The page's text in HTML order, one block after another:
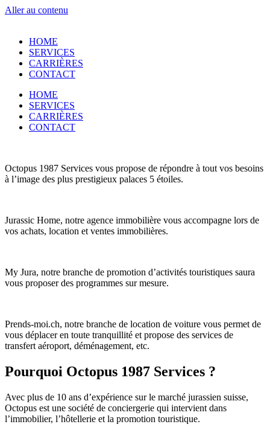
Aller au contenu
HOME
SERVICES
CARRIÈRES
CONTACT
HOME
SERVICES
CARRIÈRES
CONTACT
Octopus 1987 Services vous propose de répondre à tout vos besoins
à l’image des plus prestigieux palaces 5 étoiles.
Jurassic Home, notre agence immobilière vous accompagne lors de
vos achats, location et ventes immobilières.
My Jura, notre branche de promotion d’activités touristiques saura
vous proposer des programmes sur mesure.
Prends-moi.ch, notre branche de location de voiture vous permet de
vous déplacer en toute tranquillité et propose des services de
transfert aéroport, déménagement, etc.
Pourquoi Octopus 1987 Services ?
Avec plus de 10 ans d’expérience sur le marché jurassien suisse,
Octopus est une société de conciergerie qui intervient dans
l’immobilier, l’hôtellerie et la promotion touristique.